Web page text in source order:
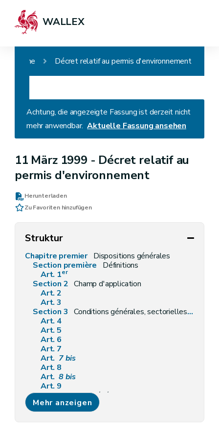
WALLEX
Home Décret relatif au permis d'environnement
Achtung, die angezeigte Fassung ist derzeit nicht
mehr anwendbar. Aktuelle Fassung ansehen
11 März 1999 - Décret relatif au
permis d'environnement
Herunterladen
Zu Favoriten hinzufügen
Struktur
Chapitre premier Dispositions générales
Section première
Définitions
Art. 1er
Section 2 Champ d'application
Art. 2
Art. 3
Section 3
Conditions générales, sectorielles, intégrales et particulières
Art. 4
Art. 5
Art. 6
Art. 7
Art. 7bis
Art. 8
Art. 8bis
Art. 9
Section 4 Faits générateurs de l'obligation d'obtenir un permis ou de faire une déclaration
Art. 10
Art. 11
Mehr anzeigen